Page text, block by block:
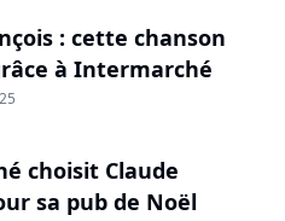
: cette chanson
à Intermarché
choisit Claude
sa pub de Noël